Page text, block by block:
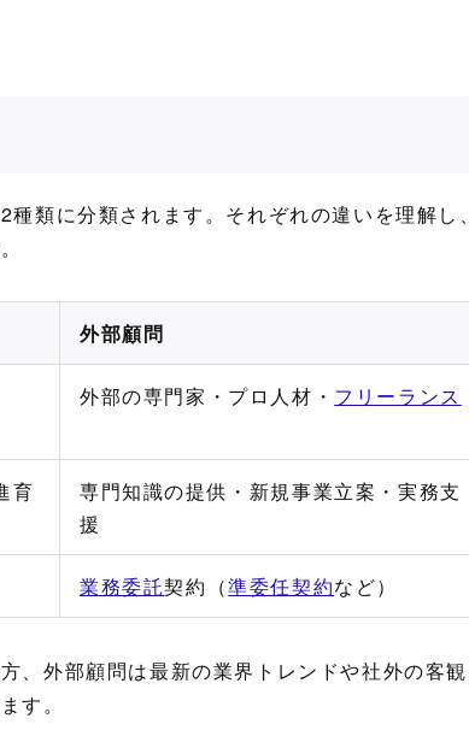
類に分類されます。それぞれの違いを理解し
外部顧問
外部の専門家・プロ人材・ フリーランス
育
専門知識の提供・新規事業立案・実務支
援
業務委託契約（準委任契約など）
、外部顧問は最新の業界トレンドや社外の客
す。